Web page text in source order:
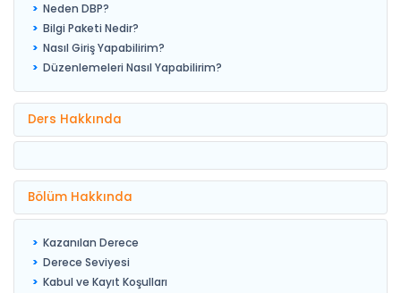
Neden DBP?
Bilgi Paketi Nedir?
Nasıl Giriş Yapabilirim?
Düzenlemeleri Nasıl Yapabilirim?
Ders Hakkında
Bölüm Hakkında
Kazanılan Derece
Derece Seviyesi
Kabul ve Kayıt Koşulları